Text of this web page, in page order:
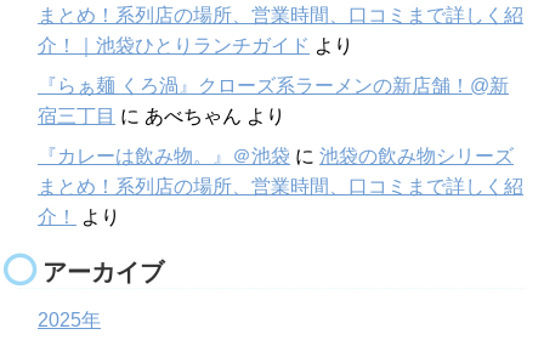
まとめ！系列店の場所、営業時間、口コミまで詳しく紹
介！｜池袋ひとりランチガイド より
『らぁ麺 くろ渦』クローズ系ラーメンの新店舗！@新
宿三丁目 に あべちゃん より
『カレーは飲み物。』＠池袋 に 池袋の飲み物シリーズ
まとめ！系列店の場所、営業時間、口コミまで詳しく紹
介！
より
アーカイブ
2025年